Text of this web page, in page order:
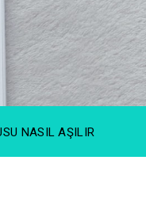
NASIL AŞILIR